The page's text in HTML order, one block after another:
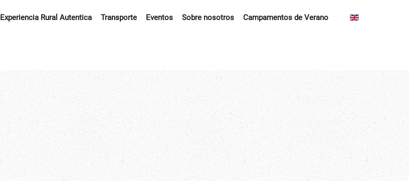
Experiencia Rural Autentica Transporte Eventos Sobre nosotros Campamentos de Verano